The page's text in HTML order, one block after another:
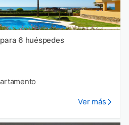
6 huéspedes
Ver más